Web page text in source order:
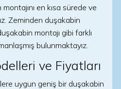
en kısa sürede ve
Zeminden duşakabin
montajı gibi farklı
bulunmaktayız.
ve Fiyatları
uygun geniş bir duşakabin